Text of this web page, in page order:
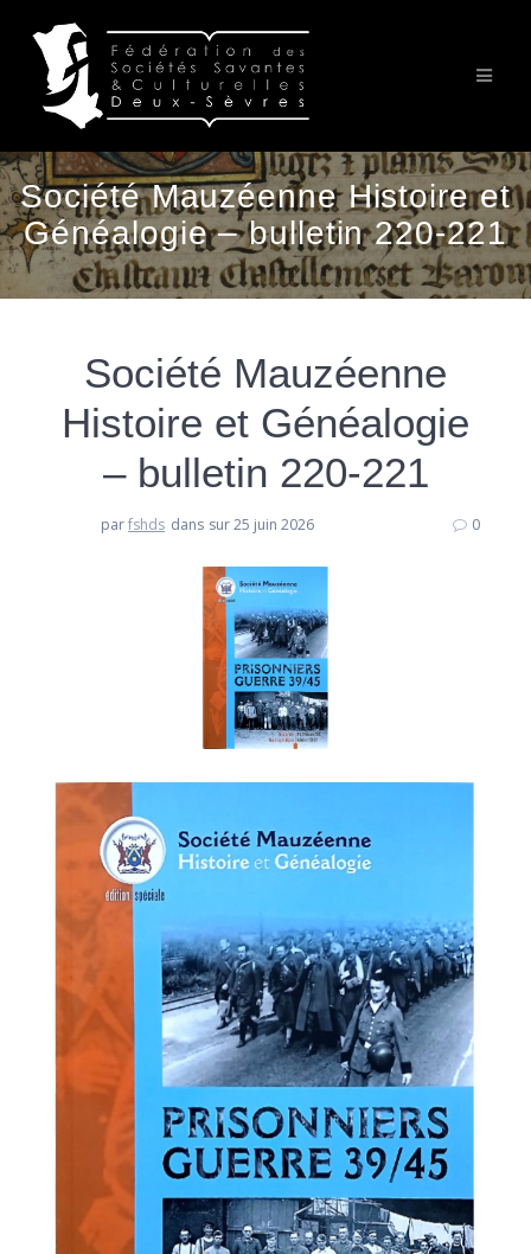
au
contenu
Société Mauzéenne Histoire et
Généalogie – bulletin 220-221
Société Mauzéenne
Histoire et Généalogie
– bulletin 220-221
parfshds dans sur 25 juin 2026 0